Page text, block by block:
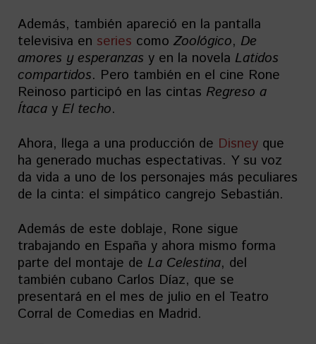
Además, también apareció en la pantalla
televisiva en series como Zoológico, De
amores y esperanzas y en la novela Latidos
compartidos. Pero también en el cine Rone
Reinoso participó en las cintas Regreso a
Ítaca y El techo.
Ahora, llega a una producción de Disney que
ha generado muchas espectativas. Y su voz
da vida a uno de los personajes más peculiares
de la cinta: el simpático cangrejo Sebastián.
Además de este doblaje, Rone sigue
trabajando en España y ahora mismo forma
parte del montaje de La Celestina, del
también cubano Carlos Díaz, que se
presentará en el mes de julio en el Teatro
Corral de Comedias en Madrid.